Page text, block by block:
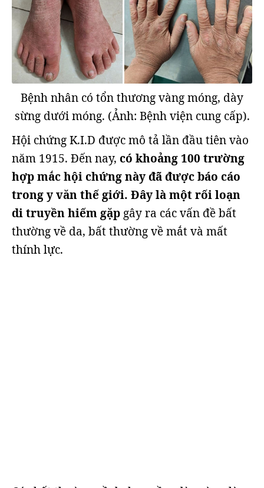
Bệnh nhân có tổn thương vàng móng, dày
sừng dưới móng. (Ảnh: Bệnh viện cung cấp).
Hội chứng K.I.D được mô tả lần đầu tiên vào
năm 1915. Đến nay, có khoảng 100 trường
hợp mắc hội chứng này đã được báo cáo
trong y văn thế giới. Đây là một rối loạn
di truyền hiếm gặp gây ra các vấn đề bất
thường về da, bất thường về mắt và mất
thính lực.